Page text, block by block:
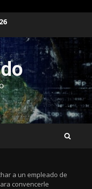
a un empleado de
convencerle